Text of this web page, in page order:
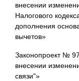
внесении
Налогового
дополнения
вычетов»
Законопроект №
внесении
связи"»